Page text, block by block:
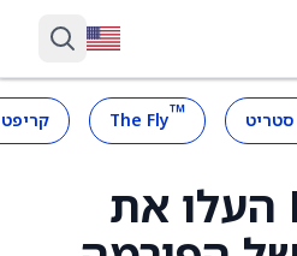
סטריט ™
The Fly
Berenberg העלו את